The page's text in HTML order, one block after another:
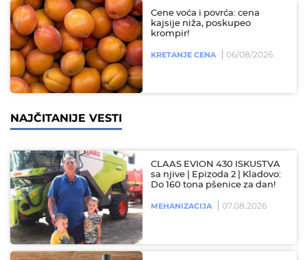
Cene voća i povrća: cena
kajsije niža, poskupeo
krompir!
KRETANJE CENA 06/08/2026
NAJČITANIJE VESTI
CLAAS EVION 430 ISKUSTVA
sa njive | Epizoda 2 | Kladovo:
Do 160 tona pšenice za dan!
MEHANIZACIJA 07.08.2026